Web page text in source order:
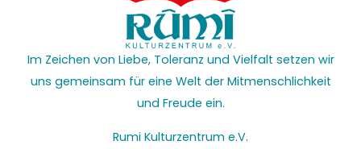
Im Zeichen von Liebe, Toleranz und Vielfalt setzen wir
uns gemeinsam für eine Welt der Mitmenschlichkeit
und Freude ein.
Rumi Kulturzentrum e.V.